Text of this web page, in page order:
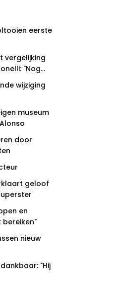
eerste
vergelijking
"Nog
wijziging
museum
door
geloof
en
bereiken"
nieuw
"Hij